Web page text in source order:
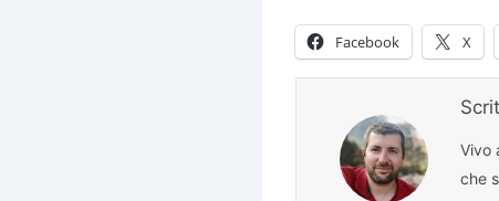
Facebook X
Vivo
che